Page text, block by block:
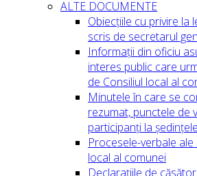
ALTE DOCUMENTE
Obiecțiile cu privire la
scris de secretarul
Informații din oficiu
interes public care
de Consiliul local al
Minutele în care se
rezumat, punctele de
participanți la
Procesele-verbale
local al comunei
Declarațiile de